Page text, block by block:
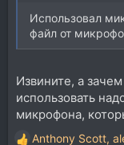
Использовал
файл от
Извините, а
использовать
микрофона,
Anthony Scott,